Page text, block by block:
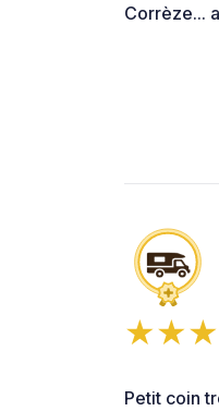
Corrèze...
Petit coin